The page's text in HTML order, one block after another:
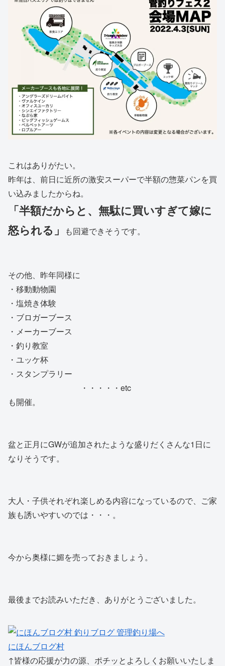
これはありがたい。
昨年は、前日に近所の激安スーパーで半額の惣菜パンを買
い込みましたからね。
「半額だからと、無駄に買いすぎて嫁に
怒られる」
も回避できそうです。
その他、昨年同様に
・移動動物園
・塩焼き体験
・ブロガーブース
・メーカーブース
・釣り教室
・ユッケ杯
・スタンプラリー
・・・・・etc
も開催。
盆と正月にGWが追加されたような盛りだくさんな1日に
なりそうです。
大人・子供それぞれ楽しめる内容になっているので、ご家
族も誘いやすいのでは・・・。
今から奥様に媚を売っておきましょう。
最後までお読みいただき、ありがとうございました。
にほんブログ村
↑皆様の応援が力の源、ポチッとよろしくお願いいたしま